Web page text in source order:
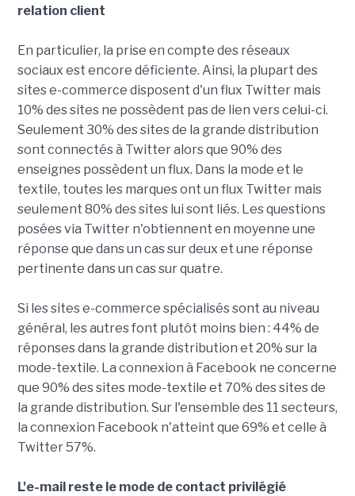
relation client
En particulier, la prise en compte des réseaux
sociaux est encore déficiente. Ainsi, la plupart des
sites e-commerce disposent d'un flux Twitter mais
10% des sites ne possèdent pas de lien vers celui-ci.
Seulement 30% des sites de la grande distribution
sont connectés à Twitter alors que 90% des
enseignes possèdent un flux. Dans la mode et le
textile, toutes les marques ont un flux Twitter mais
seulement 80% des sites lui sont liés. Les questions
posées via Twitter n'obtiennent en moyenne une
réponse que dans un cas sur deux et une réponse
pertinente dans un cas sur quatre.
Si les sites e-commerce spécialisés sont au niveau
général, les autres font plutôt moins bien : 44% de
réponses dans la grande distribution et 20% sur la
mode-textile. La connexion à Facebook ne concerne
que 90% des sites mode-textile et 70% des sites de
la grande distribution. Sur l'ensemble des 11 secteurs,
la connexion Facebook n'atteint que 69% et celle à
Twitter 57%.
L'e-mail reste le mode de contact privilégié